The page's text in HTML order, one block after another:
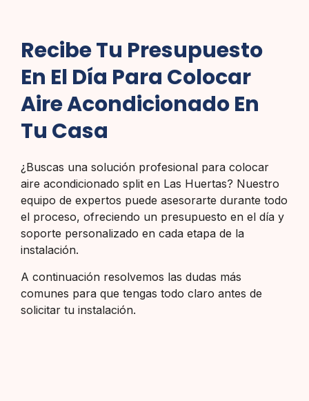
Recibe Tu Presupuesto
En El Día Para Colocar
Aire Acondicionado En
Tu Casa
¿Buscas una solución profesional para colocar
aire acondicionado split en Las Huertas? Nuestro
equipo de expertos puede asesorarte durante todo
el proceso, ofreciendo un presupuesto en el día y
soporte personalizado en cada etapa de la
instalación.
A continuación resolvemos las dudas más
comunes para que tengas todo claro antes de
solicitar tu instalación.